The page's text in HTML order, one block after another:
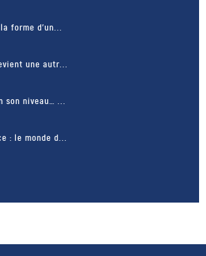
forme d’un...
une autr...
son niveau… ...
: le monde d...